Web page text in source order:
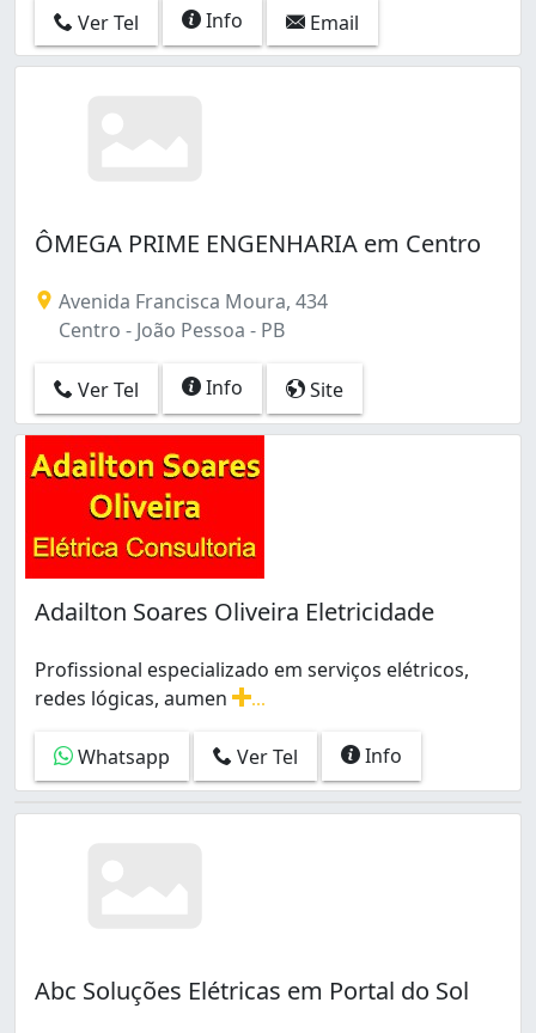
Ver Tel Info Email
ÔMEGA PRIME ENGENHARIA em Centro
Avenida Francisca Moura, 434
Centro - João Pessoa - PB
Ver Tel Info Site
Adailton Soares Oliveira Eletricidade
Profissional especializado em serviços elétricos,
redes lógicas, aumen
Whatsapp
Ver Tel Info
Abc Soluções Elétricas em Portal do Sol